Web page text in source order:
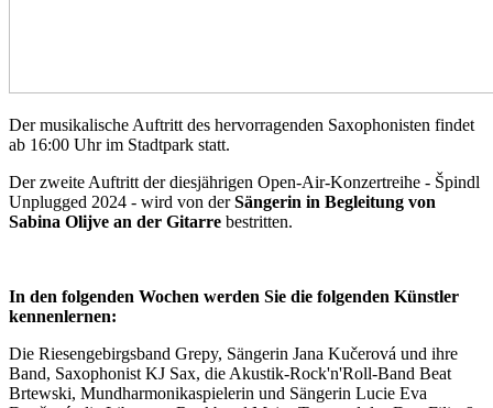
Der musikalische Auftritt des hervorragenden Saxophonisten findet
ab 16:00 Uhr im Stadtpark statt.
Der zweite Auftritt der diesjährigen Open-Air-Konzertreihe - Špindl
Unplugged 2024 - wird von derSängerin in Begleitung von
Sabina Olijve an der Gitarre bestritten.
In den folgenden Wochen werden Sie die folgenden Künstler
kennenlernen:
Die Riesengebirgsband Grepy, Sängerin Jana Kučerová und ihre
Band, Saxophonist KJ Sax, die Akustik-Rock'n'Roll-Band Beat
Brtewski, Mundharmonikaspielerin und Sängerin Lucie Eva